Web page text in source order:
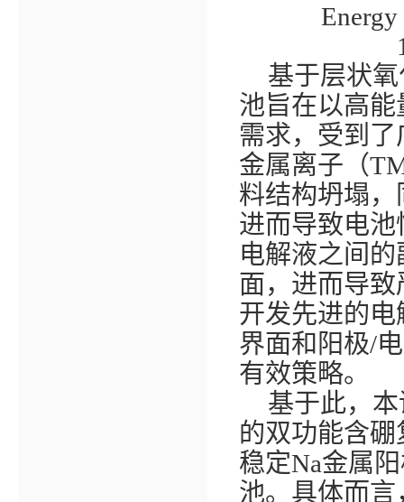
Energy
基于层状
池旨在以高
需求，受到
金属离子（
料结构坍塌，
进而导致电
电解液之间
面，进而导
开发先进的
界面和阳极/
有效策略。
基于此，
的双功能含
稳定Na金属
池。具体而言